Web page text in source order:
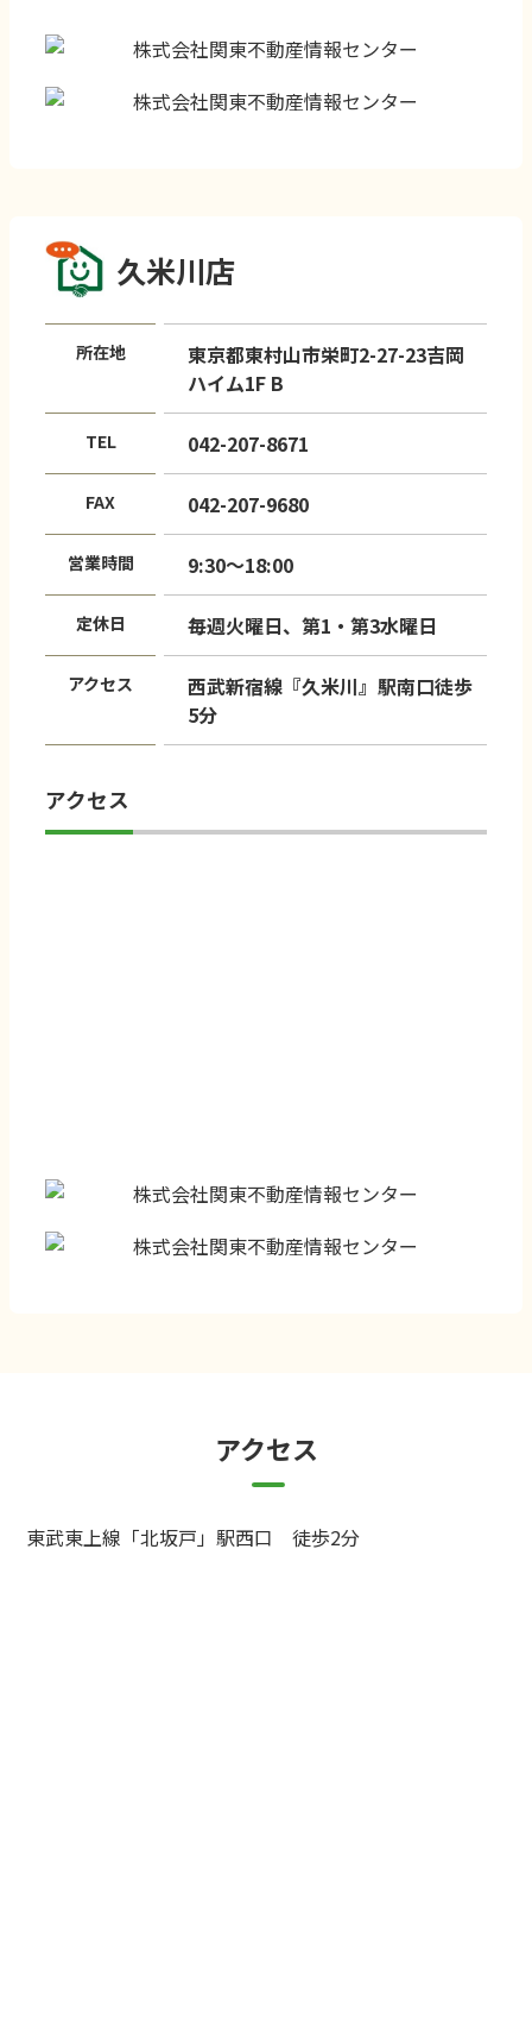
久米川店
所在地
東京都東村山市栄町2-27-23吉岡
ハイム1F B
TEL 042-207-8671
FAX 042-207-9680
営業時間 9:30～18:00
定休日 毎週火曜日、第1・第3水曜日
アクセス
西武新宿線『久米川』駅南口徒歩
5分
アクセス
アクセス
東武東上線「北坂戸」駅西口 徒歩2分